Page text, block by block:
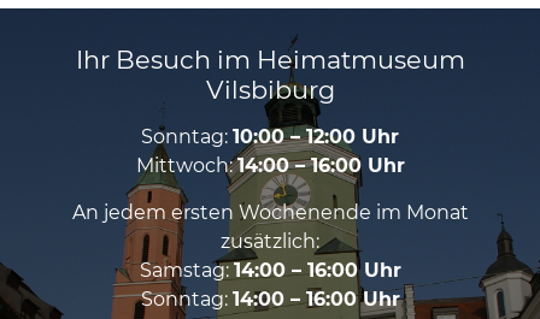
Ihr Besuch im Heimatmuseum
Vilsbiburg
Sonntag: 10:00 – 12:00 Uhr
Mittwoch:14:00 – 16:00 Uhr
An jedem ersten Wochenende im Monat
zusätzlich:
Samstag:14:00 – 16:00 Uhr
Sonntag: 14:00 – 16:00 Uhr